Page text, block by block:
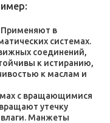
Применяют в
системах.
соединений,
к истиранию,
к маслам и
с вращающимися
утечку
Манжеты